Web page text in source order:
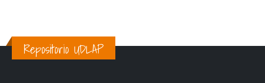
Repositorio UDLAP